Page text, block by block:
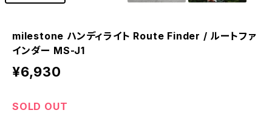
milestone ハンディライト Route Finder / ルートファ
インダー MS-J1
¥6,930
SOLD OUT